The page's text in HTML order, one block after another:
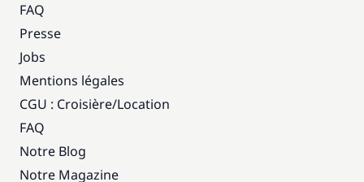
FAQ
Presse
Jobs
Mentions légales
CGU : Croisière/Location
FAQ
Notre Blog
Notre Magazine